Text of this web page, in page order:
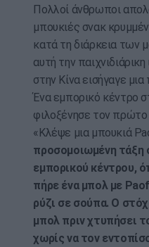
Πολλοί άνθρωποι
μπουκιές σνακ
κατά τη διάρκεια των
αυτή την
στην Κίνα εισήγαγε
Ένα εμπορικό κέντρο
φιλοξένησε τον
«Κλέψε μια μπουκιά
προσομοιωμένη τάξη
εμπορικού κέντρου,
πήρε ένα μπολ με
ρύζι σε σούπα. Ο
μπολ πριν χτυπήσει
χωρίς να τον